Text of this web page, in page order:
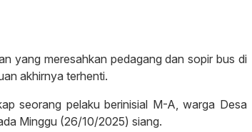
yang meresahkan pedagang dan sopir bus di
akhirnya terhenti.
seorang pelaku berinisial M-A, warga Desa
Minggu (26/10/2025) siang.